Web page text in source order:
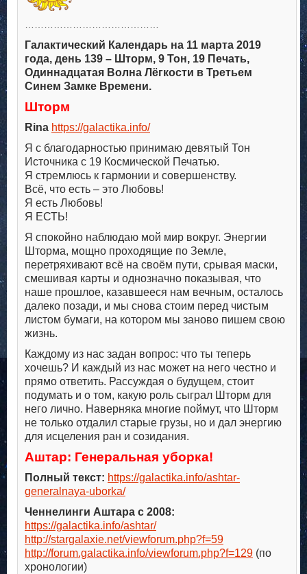
Галактический Календарь на 11 марта 2019
года, день 139 – Шторм, 9 Тон, 19 Печать,
Одиннадцатая Волна Лёгкости в Третьем
Синем Замке Времени.
Шторм
Rina https://galactika.info/
Я с благодарностью принимаю девятый Тон
Источника с 19 Космической Печатью.
Я стремлюсь к гармонии и совершенству.
Всё, что есть – это Любовь!
Я есть Любовь!
Я ЕСТЬ!
Я спокойно наблюдаю мой мир вокруг. Энергии
Шторма, мощно проходящие по Земле,
перетряхивают всё на своём пути, срывая маски,
смешивая карты и однозначно показывая, что
наше прошлое, казавшееся нам вечным, осталось
далеко позади, и мы снова стоим перед чистым
листом бумаги, на котором мы заново пишем свою
жизнь.
Каждому из нас задан вопрос: что ты теперь
хочешь? И каждый из нас может на него честно и
прямо ответить. Рассуждая о будущем, стоит
подумать и о том, какую роль сыграл Шторм для
него лично. Наверняка многие поймут, что Шторм
не только отдалил старые грузы, но и дал энергию
для исцеления ран и созидания.
Аштар: Генеральная уборка!
Полный текст: https://galactika.info/ashtar-
generalnaya-uborka/
Ченнелинги Аштара с 2008:
https://galactika.info/ashtar/
http://stargalaxie.net/viewforum.php?f=59
http://forum.galactika.info/viewforum.php?f=129 (по
хронологии)